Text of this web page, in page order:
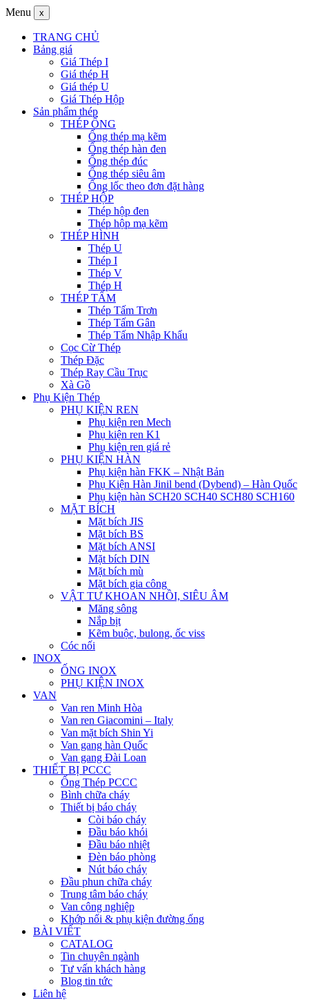
Menu x
TRANG CHỦ
Bảng giá
Giá Thép I
Giá thép H
Giá thép U
Giá Thép Hộp
Sản phẩm thép
THÉP ỐNG
Ống thép mạ kẽm
Ống thép hàn đen
Ống thép đúc
Ống thép siêu âm
Ống lốc theo đơn đặt hàng
THÉP HỘP
Thép hộp đen
Thép hộp mạ kẽm
THÉP HÌNH
Thép U
Thép I
Thép V
Thép H
THÉP TẤM
Thép Tấm Trơn
Thép Tấm Gân
Thép Tấm Nhập Khẩu
Cọc Cừ Thép
Thép Đặc
Thép Ray Cầu Trục
Xà Gồ
Phụ Kiện Thép
PHỤ KIỆN REN
Phụ kiện ren Mech
Phụ kiện ren K1
Phụ kiện ren giá rẻ
PHỤ KIỆN HÀN
Phụ kiện hàn FKK – Nhật Bản
Phụ Kiện Hàn Jinil bend (Dybend) – Hàn Quốc
Phụ kiện hàn SCH20 SCH40 SCH80 SCH160
MẶT BÍCH
Mặt bích JIS
Mặt bích BS
Mặt bích ANSI
Mặt bích DIN
Mặt bích mù
Mặt bích gia công
VẬT TƯ KHOAN NHỒI, SIÊU ÂM
Măng sông
Nắp bịt
Kẽm buộc, bulong, ốc viss
Cóc nối
INOX
ỐNG INOX
PHỤ KIỆN INOX
VAN
Van ren Minh Hòa
Van ren Giacomini – Italy
Van mặt bích Shin Yi
Van gang hàn Quốc
Van gang Đài Loan
THIẾT BỊ PCCC
Ống Thép PCCC
Bình chữa cháy
Thiết bị báo cháy
Còi báo cháy
Đầu báo khói
Đầu báo nhiệt
Đèn báo phòng
Nút báo cháy
Đầu phun chữa cháy
Trung tâm báo cháy
Van công nghiệp
Khớp nối & phụ kiện đường ống
BÀI VIẾT
CATALOG
Tin chuyên ngành
Tư vấn khách hàng
Blog tin tức
Liên hệ